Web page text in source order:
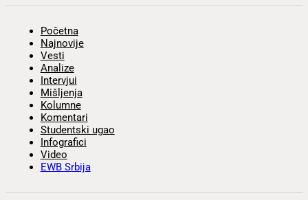
Početna
Najnovije
Vesti
Analize
Intervjui
Mišljenja
Kolumne
Komentari
Studentski ugao
Infografici
Video
EWB Srbija